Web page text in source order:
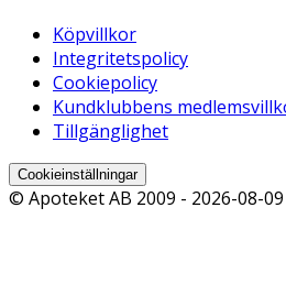
Köpvillkor
Integritetspolicy
Cookiepolicy
Kundklubbens
Tillgänglighet
Cookieinställningar
© Apoteket AB 2009 - 2026-08-